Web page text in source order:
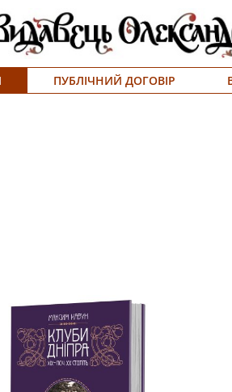
ПУБЛІЧНИЙ ДОГОВІР